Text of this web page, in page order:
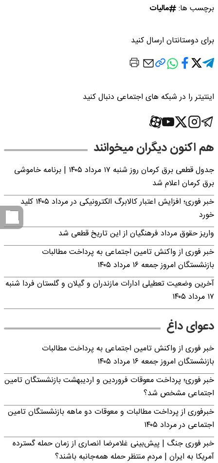
برچسب ها: مالیات
برای دوستانتان ارسال کنید
اینتیتر را در شبکه های اجتماعی دنبال کنید
هم اکنون دیگران میخوانند
جدول قطعی برق کرمان روز شنبه ۱۷ مرداد ۱۴۰۵ | برنامه خاموشی
برق کرمان اعلام شد
خبر فوری؛ افزایش اعتبار کالابرگ الکترونیکی در مرداد ۱۴۰۵ کلید
خورد
واریز حقوق مرداد فرهنگیان از این تاریخ قطعی شد
خبر فوری از واکنش تامین اجتماعی به پرداخت مطالبات
بازنشستگان امروز جمعه ۱۶ مرداد ۱۴۰۵
آخرین وضعیت تعطیلی ادارات مازندران و گیلان و گلستان فردا شنبه
۱۷ مرداد ۱۴۰۵
دعوای داغ
خبر فوری از واکنش تامین اجتماعی به پرداخت مطالبات
بازنشستگان امروز جمعه ۱۶ مرداد ۱۴۰۵
خبر فوری؛ پرداخت معوقات فروردین و اردیبهشت بازنشستگان تامین
اجتماعی مشخص شد؟
خبرفوری از پرداخت مطالبات و معوقات دو ماهه بازنشستگان تامین
اجتماعی در مرداد ۱۴۰۵
خبر فوری جنگ | پیش‌بینی غلامرضا انصاری از زمان حمله گسترده
آمریکا به ایران | مردم منتظر حمله همه‌جانبه باشند؟